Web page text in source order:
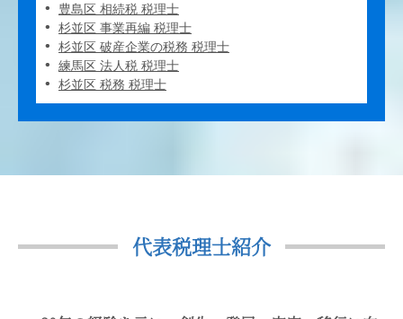
豊島区 相続税 税理士
杉並区 事業再編 税理士
杉並区 破産企業の税務 税理士
練馬区 法人税 税理士
杉並区 税務 税理士
代表税理士紹介